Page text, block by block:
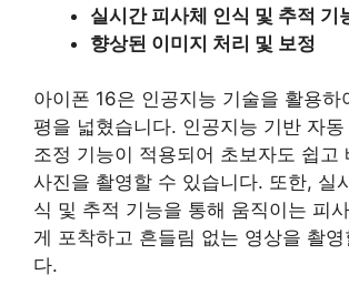
실시간 피사체 인식 및 추적 기
향상된 이미지 처리 및 보정
아이폰 16은 인공지능 기술을 활용하
평을 넓혔습니다. 인공지능 기반 자
조정 기능이 적용되어 초보자도 쉽고
사진을 촬영할 수 있습니다. 또한, 실
식 및 추적 기능을 통해 움직이는 피
게 포착하고 흔들림 없는 영상을 촬영
다.